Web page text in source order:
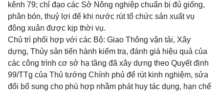
kênh 79; chỉ đạo các Sở Nông nghiệp chuẩn bị đủ giống,
phân bón, thuỷ lợi để khi nước rút tổ chức sản xuất vụ
đông xuân được kịp thời vụ.
Chủ trì phối hợp với các Bộ: Giao Thông vận tải, Xây
dựng, Thủy sản tiến hành kiểm tra, đánh giá hiệu quả của
các công trình cơ sở hạ tầng đã xây dựng theo Quyết định
99/TTg của Thủ tướng Chính phủ để rút kinh nghiệm, sửa
đổi bổ sung cho phù hợp nhằm phát huy tác dụng, hạn chế